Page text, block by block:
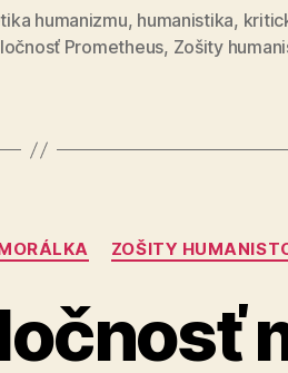
nárok
na
(2)“
humanizmu, humanistika,
Prometheus, Zošity
KategórieZOŠITY